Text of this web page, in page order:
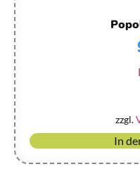
zzgl.
In